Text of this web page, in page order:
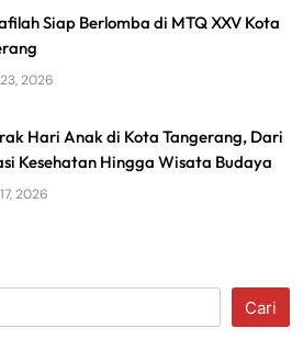
Siap Berlomba di MTQ XXV Kota
2026
Hari Anak di Kota Tangerang, Dari
Kesehatan Hingga Wisata Budaya
2026
Cari